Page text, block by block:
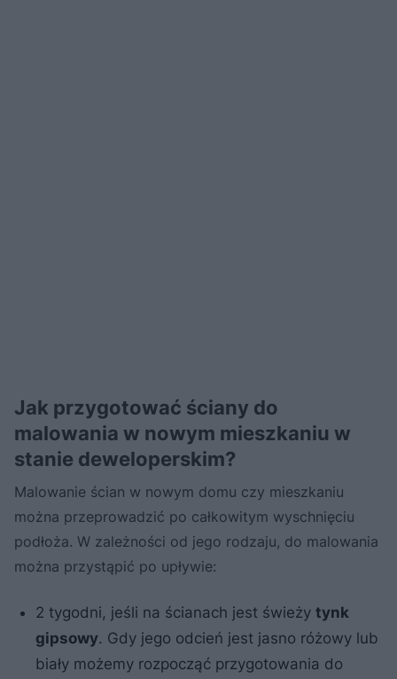
Jak przygotować ściany do
malowania w nowym mieszkaniu w
stanie deweloperskim?
Malowanie ścian w nowym domu czy mieszkaniu
można przeprowadzić po całkowitym wyschnięciu
podłoża. W zależności od jego rodzaju, do malowania
można przystąpić po upływie:
2 tygodni, jeśli na ścianach jest świeży tynk
gipsowy. Gdy jego odcień jest jasno różowy lub
biały możemy rozpocząć przygotowania do